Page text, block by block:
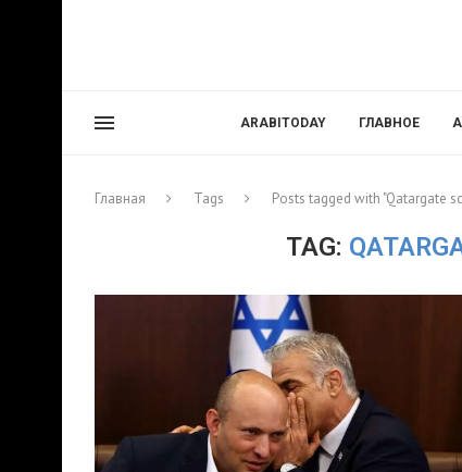
ARABITODAY ГЛАВНОЕ
Главная Tags Posts tagged with "Qatargate
TAG: